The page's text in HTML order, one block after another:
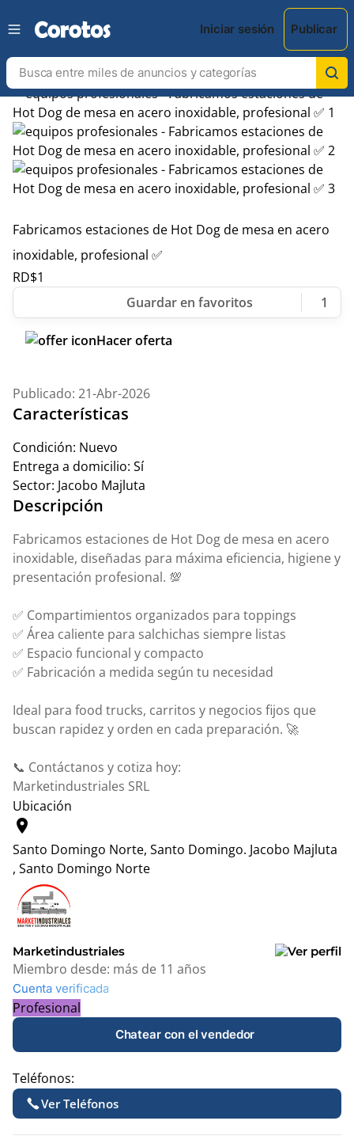
Iniciar sesión Publicar
Fabricamos estaciones de Hot Dog de mesa en acero
inoxidable, profesional ✅️
RD$1
1
Hacer oferta
Publicado: 21-Abr-2026
Características
Condición: Nuevo
Entrega a domicilio: Sí
Sector: Jacobo Majluta
Descripción
Fabricamos estaciones de Hot Dog de mesa en acero
inoxidable, diseñadas para máxima eficiencia, higiene y
presentación profesional. 💯
✅ Compartimientos organizados para toppings
✅ Área caliente para salchichas siempre listas
✅ Espacio funcional y compacto
✅ Fabricación a medida según tu necesidad
Ideal para food trucks, carritos y negocios fijos que
buscan rapidez y orden en cada preparación. 🚀
📞 Contáctanos y cotiza hoy:
Marketindustriales SRL
Ubicación
location_on
Santo Domingo Norte, Santo Domingo. Jacobo Majluta
, Santo Domingo Norte
+
−
Marketindustriales
Miembro desde: más de 11 años
Cuenta verificada
Profesional
Chatear con el vendedor
Teléfonos:
Ver Teléfonos